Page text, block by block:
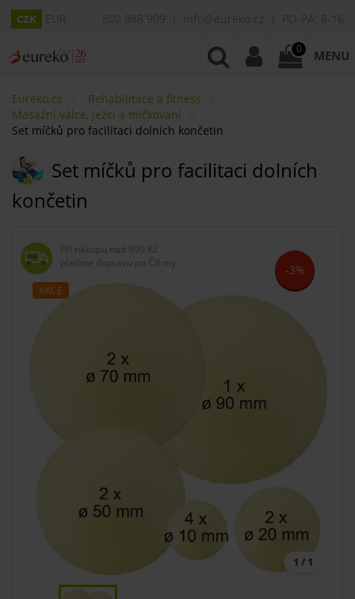
CZK
0 MENU
Eureko.cz
Rehabilitace a fitness
Masážní válce, ježci a míčkování
Set míčků pro facilitaci dolních končetin
Set míčků pro facilitaci dolních
končetin
Při nákupu nad 990 Kč
platíme dopravu po ČR my
AKCE
-3%
1 / 1